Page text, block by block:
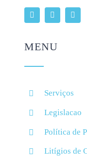
MENU
Serviços
Legislacao
Política de
Litígios de